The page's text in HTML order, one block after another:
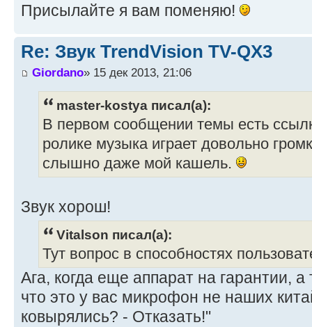
Присылайте я вам поменяю!
Re: Звук TrendVision TV-QX3
Giordano» 15 дек 2013, 21:06
master-kostya писал(а):
В первом сообщении темы есть
ролике музыка играет довольно
слышно даже мой кашель.
Звук хорош!
Vitalson писал(а):
Тут вопрос в способностях
Ага, когда еще аппарат на гарантии, а
что это у вас микрофон не наших
ковырялись? - Отказать!"